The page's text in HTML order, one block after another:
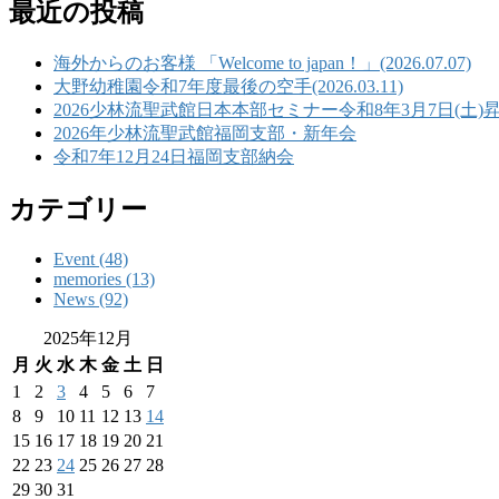
最近の投稿
海外からのお客様 「Welcome to japan！」(2026.07.07)
大野幼稚園令和7年度最後の空手(2026.03.11)
2026少林流聖武館日本本部セミナー令和8年3月7日(土)
2026年少林流聖武館福岡支部・新年会
令和7年12月24日福岡支部納会
カテゴリー
Event (48)
memories (13)
News (92)
2025年12月
月 火 水 木 金 土 日
1
2 3 4 5 6
7
8
9 10 11 12 13 14
15 16 17 18 19 20 21
22 23 24 25 26 27 28
29 30 31